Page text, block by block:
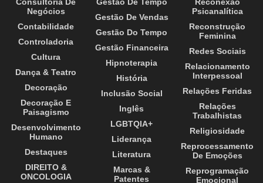
Negócios
Contabilidade
Controladoria
Cultura
Dança & Teatro
Decoração
Decoração E
Paisagismo
Desenvolvimento
Humano
Destaques
DIREITO &
ONCOLOGIA
Gestão De Vendas
Gestão Do Tempo
Gestão Financeira
Hipnoterapia
História
Inclusão Social
Inglês
LGBTQIA+
Liderança
Literatura
Marcas &
Patentes
Psicanalítica
Reconstrução
Feminina
Redes Sociais
Relacionamento
Interpessoal
Relações Feridas
Relações
Trabalhistas
Religiosidade
Reprocessamento
De Emoções
Reprogramação
Emocional